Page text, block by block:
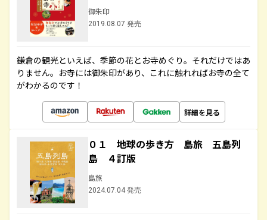
御朱印
2019.08.07 発売
鎌倉の観光といえば、季節の花とお寺めぐり。それだけではあ
りません。お寺には御朱印があり、これに触れればお寺の全て
がわかるのです！
詳細を見る
０１ 地球の歩き方 島旅 五島列
島 ４訂版
島旅
2024.07.04 発売